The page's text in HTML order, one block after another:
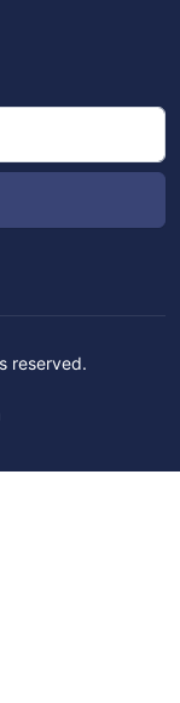
reserved.